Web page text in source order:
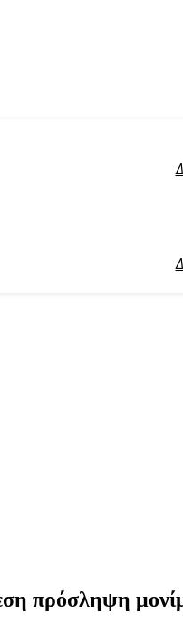
πρόσληψη